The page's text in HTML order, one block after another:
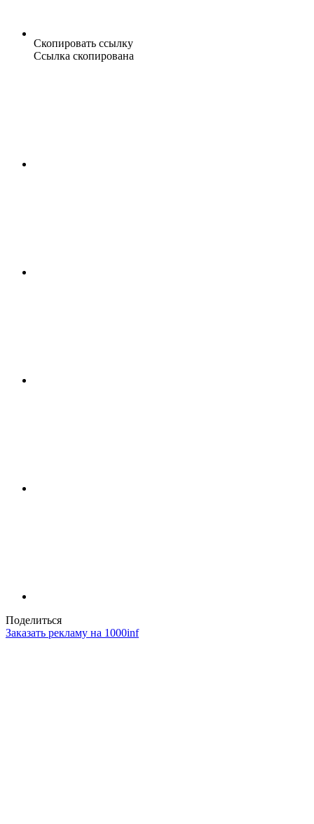
Скопировать ссылку
Ссылка скопирована
Поделиться
Заказать рекламу на 1000inf